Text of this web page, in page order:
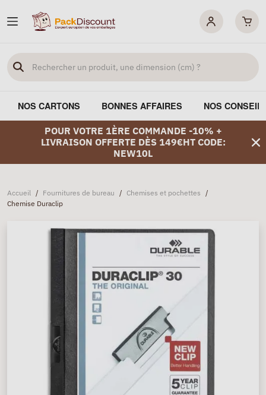
NOS CARTONS BONNES AFFAIRES NOS
POUR VOTRE 1ÈRE COMMANDE -10% +
LIVRAISON OFFERTE DÈS 149€HT CODE:
NEW10L
Accueil / Fournitures de bureau / Chemises et pochettes /
Chemise Duraclip